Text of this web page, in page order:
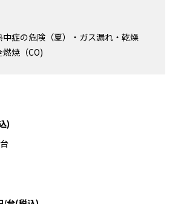
中症の危険（夏）・ガス漏れ・乾燥
燃焼（CO)
)